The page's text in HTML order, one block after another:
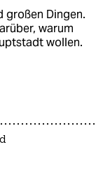
großen Dingen.
warum
wollen.